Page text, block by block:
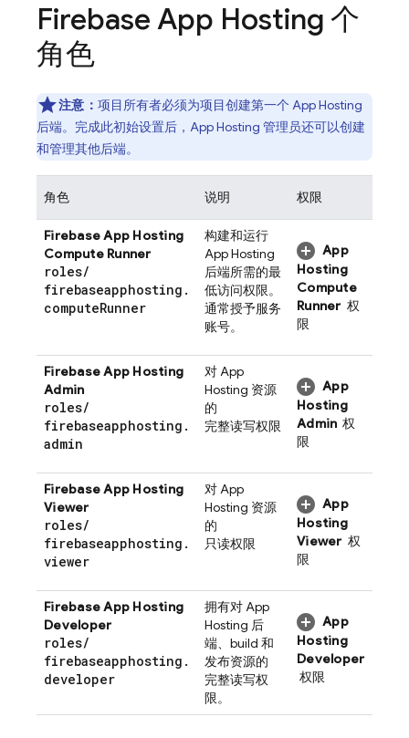
Firebase App Hosting 个
角色
注意： 项目所有者必须为项目创建第一个 App Hosting
后端。完成此初始设置后， App Hosting 管理员还可以创建
和管理其他后端。
角色 说明 权限
Firebase App Hosting
Compute Runner
roles/
firebaseapphosting .
computeRunner
构建和运行
App Hosting
后端所需的最
低访问权限。
通常授予服务
账号。
App
Hosting
Compute
Runner 权
限
Firebase App Hosting
Admin
roles/
firebaseapphosting .
admin
对App
Hosting 资源
的
完整读写权限
App
Hosting
Admin 权
限
Firebase App Hosting
Viewer
roles/
firebaseapphosting .
viewer
对App
Hosting 资源
的
只读权限
App
Hosting
Viewer 权
限
Firebase App Hosting
Developer
roles/
firebaseapphosting .
developer
拥有对App
Hosting 后
端、build 和
发布资源的
完整读写权
限。
App
Hosting
Developer
权限